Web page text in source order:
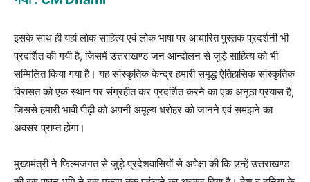
इसके साथ ही यहां लोक साहित्य एवं लोक भाषा पर आधारित पुस्तक प्रदर्शनी भी
प्रदर्शित की गयी है, जिसमें उत्तराखण्ड जन आन्दोलन से जुड़े साहित्य को भी
सम्मिलित किया गया है। यह सांस्कृतिक केन्द्र हमारी समृद्ध ऐतिहासिक सांस्कृतिक
विरासत को एक स्थान पर संग्रहीत कर प्रदर्शित करने का एक अनूठा प्रयास है,
जिससे हमारी भावी पीढ़ी को अपनी अमूल्य धरोहर को जानने एवं समझने का
अवसर प्राप्त होगा।
मुख्यमंत्री ने फिल्मजगत से जुड़े प्रदेशवासियों से अपेक्षा की कि उन्हें उत्तराखण्ड